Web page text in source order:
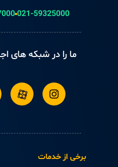
برخی از خدمات
021-59325000
ما را در شبکه های